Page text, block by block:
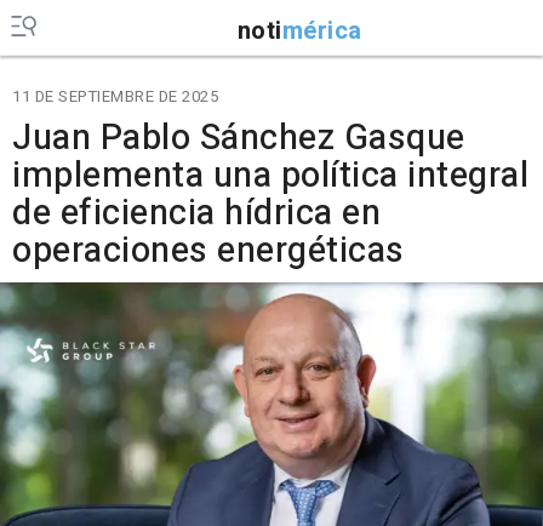
notimérica
11 DE SEPTIEMBRE DE 2025
Juan Pablo Sánchez Gasque
implementa una política integral
de eficiencia hídrica en
operaciones energéticas